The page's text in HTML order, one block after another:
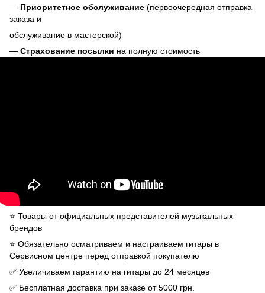
— Приоритетное обслуживание (первоочередная отправка
заказа и
обслуживание в мастерской)
— Страхование посылки на полную стоимость
⭐️ Товары от официальных представителей музыкальных
брендов
⭐️ Обязательно осматриваем и настраиваем гитары в
Сервисном центре перед отправкой покупателю
✅ Увеличиваем гарантию на гитары до 24 месяцев
✅ Бесплатная доставка при заказе от 5000 грн.